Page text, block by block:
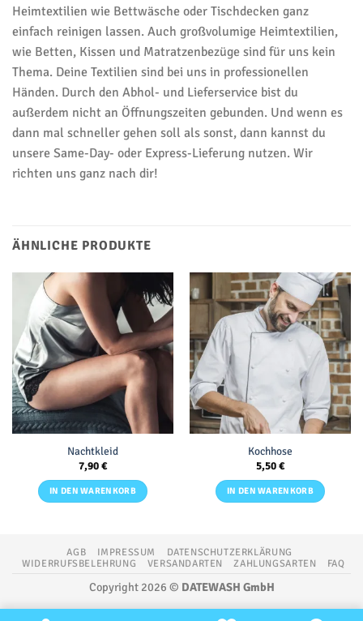
Heimtextilien wie Bettwäsche oder Tischdecken ganz
einfach reinigen lassen. Auch großvolumige Heimtextilien,
wie Betten, Kissen und Matratzenbezüge sind für uns kein
Thema. Deine Textilien sind bei uns in professionellen
Händen. Durch den Abhol- und Lieferservice bist du
außerdem nicht an Öffnungszeiten gebunden. Und wenn es
dann mal schneller gehen soll als sonst, dann kannst du
unsere Same-Day- oder Express-Lieferung nutzen. Wir
richten uns ganz nach dir!
ÄHNLICHE PRODUKTE
Nachtkleid
7,90€
IN DEN WARENKORB
Kochhose
5,50€
IN DEN WARENKORB
AGB IMPRESSUM
DATENSCHUTZERKLÄRUNG
WIDERRUFSBELEHRUNG
VERSANDARTEN ZAHLUNGSARTEN FAQ
Copyright 2026 © DATEWASH GmbH